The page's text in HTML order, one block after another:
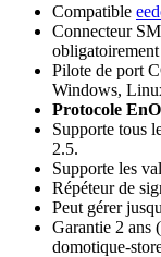
Compatible
Connecteur
obligatoirement
Pilote de port
Windows,
Protocole
Supporte tous
2.5.
Supporte les
Répéteur de
Peut gérer
Garantie 2 ans
domotique-